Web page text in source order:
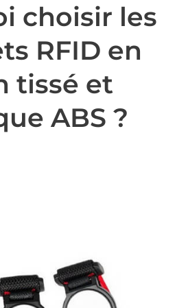
choisir les
RFID en
tissé et
ABS ?